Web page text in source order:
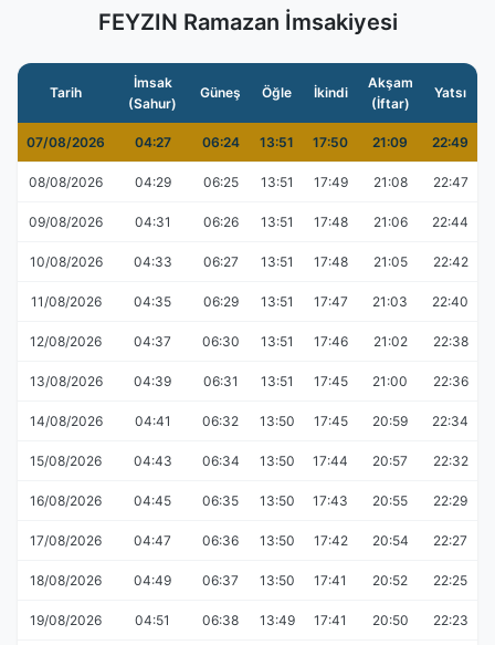
FEYZIN Ramazan İmsakiyesi
Tarih
İmsak
(Sahur)
Güneş Öğle İkindi
Akşam
(İftar)
Yatsı
07/08/2026 04:27 06:24 13:51 17:50 21:09 22:49
08/08/2026 04:29 06:25 13:51 17:49 21:08 22:47
09/08/2026 04:31 06:26 13:51 17:48 21:06 22:44
10/08/2026 04:33 06:27 13:51 17:48 21:05 22:42
11/08/2026 04:35 06:29 13:51 17:47 21:03 22:40
12/08/2026 04:37 06:30 13:51 17:46 21:02 22:38
13/08/2026 04:39 06:31 13:51 17:45 21:00 22:36
14/08/2026 04:41 06:32 13:50 17:45 20:59 22:34
15/08/2026 04:43 06:34 13:50 17:44 20:57 22:32
16/08/2026 04:45 06:35 13:50 17:43 20:55 22:29
17/08/2026 04:47 06:36 13:50 17:42 20:54 22:27
18/08/2026 04:49 06:37 13:50 17:41 20:52 22:25
19/08/2026 04:51 06:38 13:49 17:41 20:50 22:23